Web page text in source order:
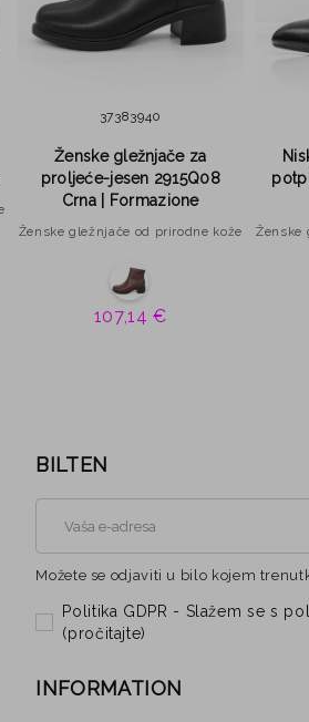
37383940
Ženske gležnjače za
proljeće-jesen 2915Q08
Crna | Formazione
Ženske gležnjače od prirodne kože
107,14 €
Ženske
BILTEN
Možete se odjaviti u bilo kojem
Politika GDPR - Slažem se s
(pročitajte)
INFORMATION